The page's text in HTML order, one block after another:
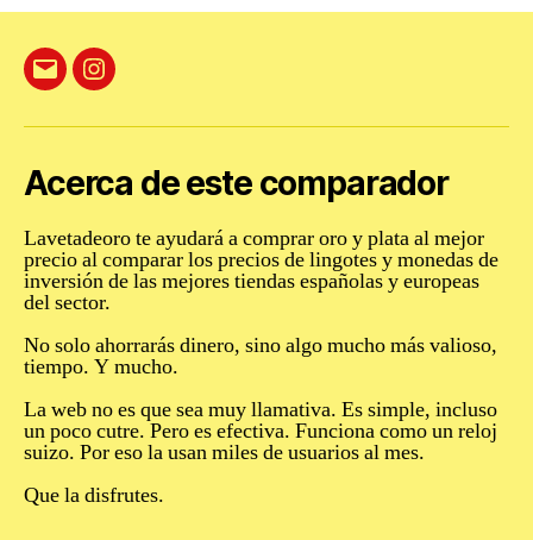
CorreoInstagram
Acerca de este comparador
Lavetadeoro te ayudará a comprar oro y plata al mejor
precio al comparar los precios de lingotes y monedas de
inversión de las mejores tiendas españolas y europeas
del sector.
No solo ahorrarás dinero, sino algo mucho más valioso,
tiempo. Y mucho.
La web no es que sea muy llamativa. Es simple, incluso
un poco cutre. Pero esefectiva. Funciona como un reloj
suizo. Por eso la usan miles de usuarios al mes.
Que la disfrutes.